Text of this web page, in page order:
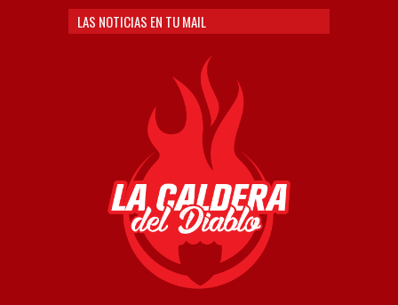
LAS NOTICIAS EN TU MAIL